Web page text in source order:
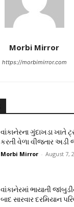
Morbi Mirror
https://morbimirror.com
વાંકાનેરના ગુંદાખડા ખાતે
કરતી વેળા વીજતાર અડી
Morbi Mirror - August 7,
વાંકાનેરમાં ભાયાતી
બાદ સારવાર દરમિયાન